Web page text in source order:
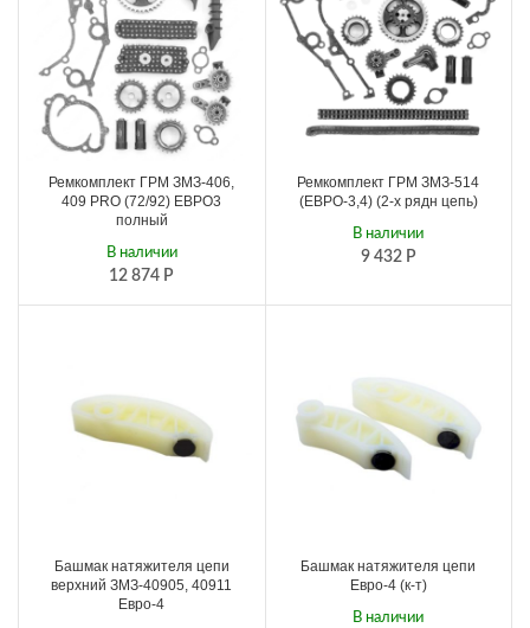
Ремкомплект ГРМ ЗМЗ-406,
409 PRO (72/92) ЕВРО3
полный
12 874 Р
В наличии
Ремкомплект ГРМ ЗМЗ-514
(ЕВРО-3,4) (2-х рядн цепь)
9 432 Р
В наличии
Башмак натяжителя цепи
верхний ЗМЗ-40905, 40911
Евро-4
Башмак натяжителя цепи
Евро-4 (к-т)
В наличии